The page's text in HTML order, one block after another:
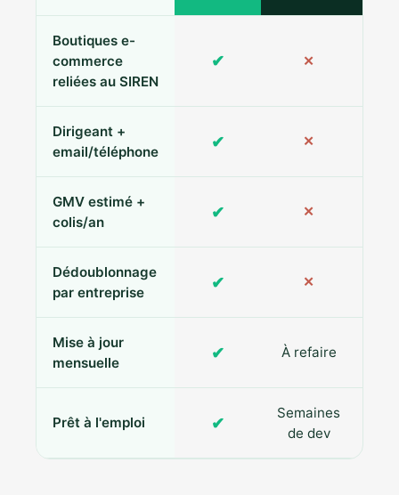
Boutiques e-
commerce
reliées au SIREN
✔ ✕
Dirigeant +
email/téléphone
✔ ✕
GMV estimé +
colis/an
✔ ✕
Dédoublonnage
par entreprise
✔ ✕
Mise à jour
mensuelle
✔ À refaire
Prêt à l'emploi ✔
Semaines
de dev